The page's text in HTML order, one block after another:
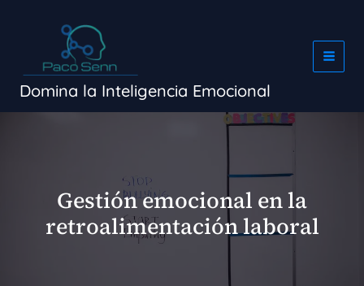
Domina la Inteligencia Emocional
Gestión emocional en la
retroalimentación laboral